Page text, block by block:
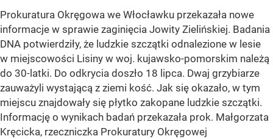
Prokuratura Okręgowa we Włocławku przekazała nowe
informacje w sprawie zaginięcia Jowity Zielińskiej. Badania
DNA potwierdziły, że ludzkie szczątki odnalezione w lesie
w miejscowości Lisiny w woj. kujawsko-pomorskim należą
do 30-latki. Do odkrycia doszło 18 lipca. Dwaj grzybiarze
zauważyli wystającą z ziemi kość. Jak się okazało, w tym
miejscu znajdowały się płytko zakopane ludzkie szczątki.
Informację o wynikach badań przekazała prok. Małgorzata
Kręcicka, rzeczniczka Prokuratury Okręgowej